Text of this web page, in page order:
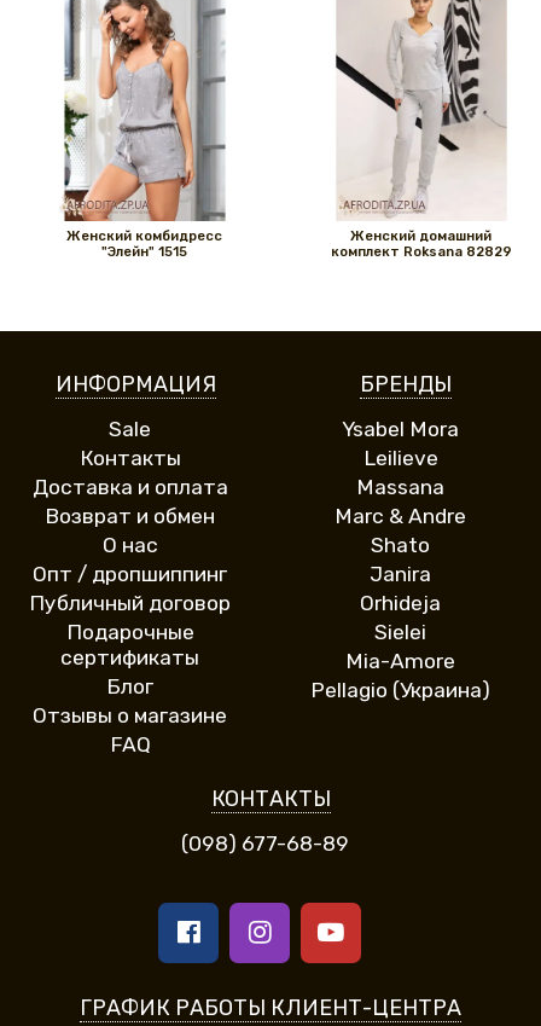
Женский комбидресс
"Элейн" 1515
Женский домашний
комплект Roksana 82829
ИНФОРМАЦИЯ
Sale
Контакты
Доставка и оплата
Возврат и обмен
О нас
Опт / дропшиппинг
Публичный договор
Подарочные
сертификаты
Блог
Отзывы о магазине
FAQ
БРЕНДЫ
Ysabel Mora
Leilieve
Massana
Marc & Andre
Shato
Janira
Orhideja
Sielei
Mia-Amore
Pellagio (Украина)
КОНТАКТЫ
(098) 677-68-89
ГРАФИК РАБОТЫ КЛИЕНТ-ЦЕНТРА